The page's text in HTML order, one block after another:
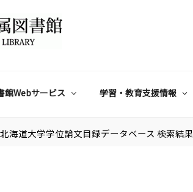
館Webサービス 学習・教育支援情報
北海道大学学位論文目録データベース 検索結果